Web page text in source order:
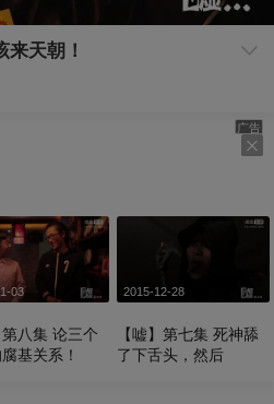
来天朝！
广告
03
第八集 论三个
基关系！
2015-12-28
【嘘】第七集 死神舔
了下舌头，然后